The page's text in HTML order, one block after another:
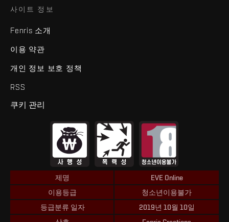
사이트 정보
Fenris 소개
이용 약관
개인 정보 보호 정책
RSS
쿠키 관리
제명
EVE Online
이용등급
청소년이용불가
등급분류 일자
2019년 10월 10일